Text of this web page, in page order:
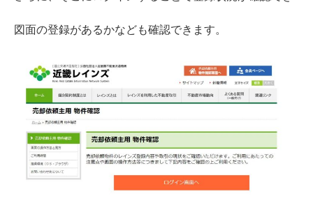
図面の登録があるかなども確認できます。